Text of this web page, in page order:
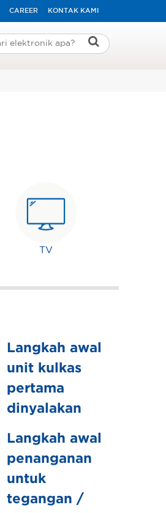
CAREER KONTAK KAMI
TV
Langkah awal
unit kulkas
pertama
dinyalakan
Langkah awal
penanganan
untuk
tegangan /